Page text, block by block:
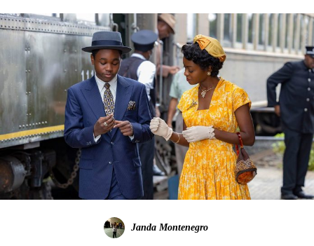
Janda Montenegro